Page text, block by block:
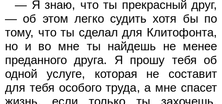
— Я знаю, что ты прекрасный друг,
— об этом легко судить хотя бы по
тому, что ты сделал для Клитофонта,
но и во мне ты найдешь не менее
преданного друга. Я прошу тебя об
одной услуге, которая не составит
для тебя особого труда, а мне спасет
жизнь, если только ты захочешь.